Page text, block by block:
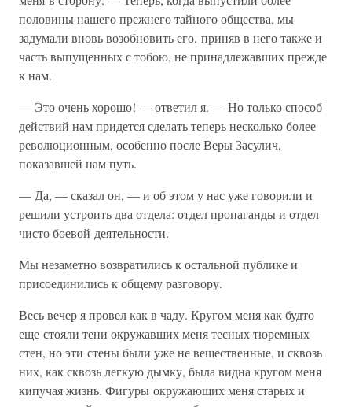
половины нашего прежнего тайного общества, мы
задумали вновь возобновить его, приняв в него также и
часть выпущенных с тобою, не принадлежавших прежде
к нам.
— Это очень хорошо! — ответил я. — Но только способ
действий нам придется сделать теперь несколько более
революционным, особенно после Веры Засулич,
показавшей нам путь.
— Да, — сказал он, — и об этом у нас уже говорили и
решили устроить два отдела: отдел пропаганды и отдел
чисто боевой деятельности.
Мы незаметно возвратились к остальной публике и
присоединились к общему разговору.
Весь вечер я провел как в чаду. Кругом меня как будто
еще стояли тени окружавших меня тесных тюремных
стен, но эти стены были уже не вещественные, и сквозь
них, как сквозь легкую дымку, была видна кругом меня
кипучая жизнь. Фигуры окружающих меня старых и